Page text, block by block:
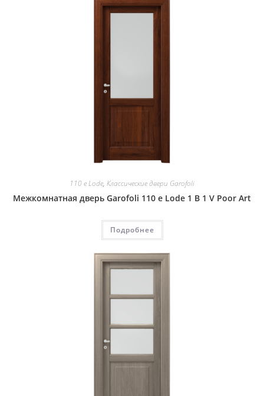
110 e Lode, Классические двери Garofoli
Межкомнатная дверь Garofoli 110 e Lode 1 B 1 V Poor Art
Подробнее